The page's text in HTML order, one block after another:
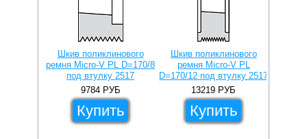
Шкив поликлинового
ремня Micro-V PL D=170/8
под втулку 2517
9784 РУБ
Купить
Шкив поликлинового
ремня Micro-V PL
D=170/12 под втулку 2517
13219 РУБ
Купить